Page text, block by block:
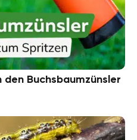
Buchsbaumzünsler